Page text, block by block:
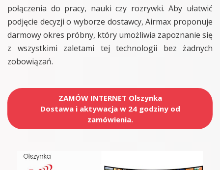
połączenia do pracy, nauki czy rozrywki. Aby ułatwić
podjęcie decyzji o wyborze dostawcy, Airmax proponuje
darmowy okres próbny, który umożliwia zapoznanie się
z wszystkimi zaletami tej technologii bez żadnych
zobowiązań.
ZAMÓW INTERNET Olszynka
Dostawa i aktywacja w 24 godziny od
zamówienia.